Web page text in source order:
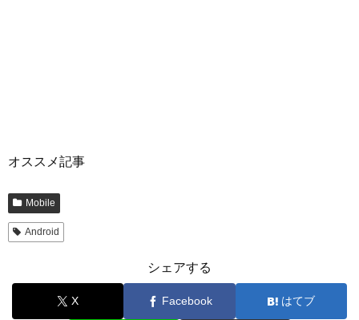
オススメ記事
Mobile
Android
シェアする
X Facebook はてブ